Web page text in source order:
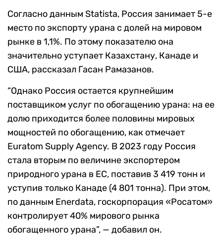
Согласно данным Statista, Россия занимает 5-е
место по экспорту урана с долей на мировом
рынке в 1,1%. По этому показателю она
значительно уступает Казахстану, Канаде и
США, рассказал Гасан Рамазанов.
“Однако Россия остается крупнейшим
поставщиком услуг по обогащению урана: на ее
долю приходится более половины мировых
мощностей по обогащению, как отмечает
Euratom Supply Agency. В 2023 году Россия
стала вторым по величине экспортером
природного урана в ЕС, поставив 3 419 тонн и
уступив только Канаде (4 801 тонна). При этом,
по данным Enerdata, госкорпорация «Росатом»
контролирует 40% мирового рынка
обогащенного урана”, — добавил он.